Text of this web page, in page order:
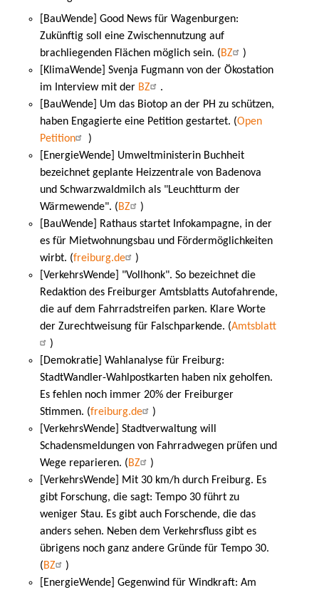
[BauWende] Good News für Wagenburgen:
Zukünftig soll eine Zwischennutzung auf
brachliegenden Flächen möglich sein. (BZ
)
[KlimaWende] Svenja Fugmann von der Ökostation
im Interview mit der BZ
.
[BauWende] Um das Biotop an der PH zu schützen,
haben Engagierte eine Petition gestartet. (Open
Petition
)
[EnergieWende] Umweltministerin Buchheit
bezeichnet geplante Heizzentrale von Badenova
und Schwarzwaldmilch als "Leuchtturm der
Wärmewende". (BZ
)
[BauWende] Rathaus startet Infokampagne, in der
es für Mietwohnungsbau und Fördermöglichkeiten
wirbt. (freiburg.de
)
[VerkehrsWende] "Vollhonk". So bezeichnet die
Redaktion des Freiburger Amtsblatts Autofahrende,
die auf dem Fahrradstreifen parken. Klare Worte
der Zurechtweisung für Falschparkende. (Amtsblatt
)
[Demokratie] Wahlanalyse für Freiburg:
StadtWandler-Wahlpostkarten haben nix geholfen.
Es fehlen noch immer 20% der Freiburger
Stimmen. (freiburg.de
)
[VerkehrsWende] Stadtverwaltung will
Schadensmeldungen von Fahrradwegen prüfen und
Wege reparieren. (BZ
)
[VerkehrsWende] Mit 30 km/h durch Freiburg. Es
gibt Forschung, die sagt: Tempo 30 führt zu
weniger Stau. Es gibt auch Forschende, die das
anders sehen. Neben dem Verkehrsfluss gibt es
übrigens noch ganz andere Gründe für Tempo 30.
(BZ
)
[EnergieWende] Gegenwind für Windkraft: Am